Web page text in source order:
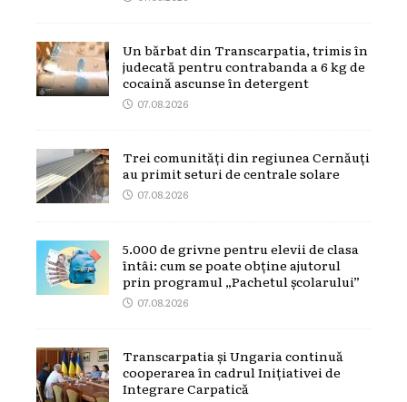
Un bărbat din Transcarpatia, trimis în
judecată pentru contrabanda a 6 kg de
cocaină ascunse în detergent
07.08.2026
Trei comunități din regiunea Cernăuți
au primit seturi de centrale solare
07.08.2026
5.000 de grivne pentru elevii de clasa
întâi: cum se poate obține ajutorul
prin programul „Pachetul școlarului”
07.08.2026
Transcarpatia și Ungaria continuă
cooperarea în cadrul Inițiativei de
Integrare Carpatică